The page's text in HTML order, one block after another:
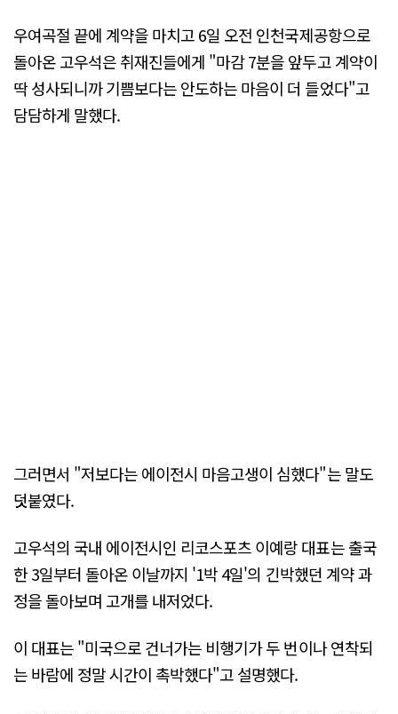
우여곡절 끝에 계약을 마치고 6일 오전 인천국제공항으로
돌아온 고우석은 취재진들에게 "마감 7분을 앞두고 계약이
딱 성사되니까 기쁨보다는 안도하는 마음이 더 들었다"고
담담하게 말했다.
그러면서 "저보다는 에이전시 마음고생이 심했다"는 말도
덧붙였다.
고우석의 국내 에이전시인 리코스포츠 이예랑 대표는 출국
한 3일부터 돌아온 이날까지 '1박 4일'의 긴박했던 계약 과
정을 돌아보며 고개를 내저었다.
이 대표는 "미국으로 건너가는 비행기가 두 번이나 연착되
는 바람에 정말 시간이 촉박했다"고 설명했다.